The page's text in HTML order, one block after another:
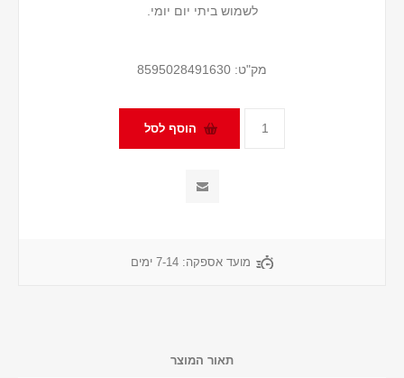
לשמוש ביתי יום יומי.
מק"ט: 8595028491630
מועד אספקה: 7-14 ימים
תאור המוצר